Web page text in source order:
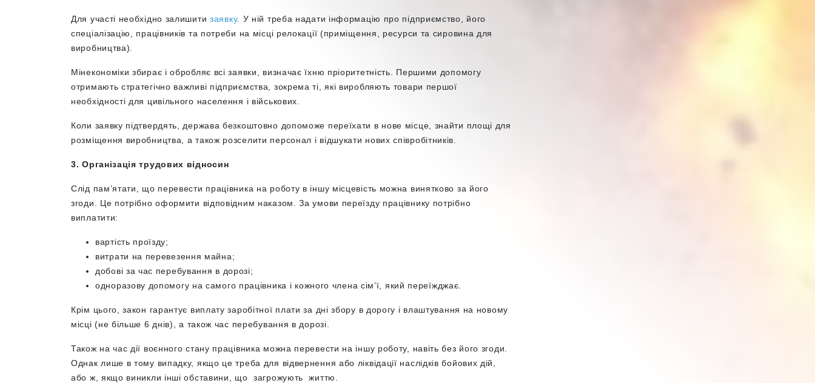
Для участі необхідно залишити заявку. У ній треба надати інформацію про підприємство, його
спеціалізацію, працівників та потреби на місці релокації (приміщення, ресурси та сировина для
виробництва).
Мінекономіки збирає і обробляє всі заявки, визначає їхню пріоритетність. Першими допомогу
отримають стратегічно важливі підприємства, зокрема ті, які виробляють товари першої
необхідності для цивільного населення і військових.
Коли заявку підтвердять, держава безкоштовно допоможе переїхати в нове місце, знайти площі для
розміщення виробництва, а також розселити персонал і відшукати нових співробітників.
3. Організація трудових відносин
Слід пам’ятати, що перевести працівника на роботу в іншу місцевість можна винятково за його
згоди. Це потрібно оформити відповідним наказом. За умови переїзду працівнику потрібно
виплатити:
вартість проїзду;
витрати на перевезення майна;
добові за час перебування в дорозі;
одноразову допомогу на самого працівника і кожного члена сім’ї, який переїжджає
Крім цього, закон гарантує виплату заробітної плати за дні збору в дорогу і влаштування на новому
місці (не більше 6 днів), а також час перебування в дорозі.
Також на час дії воєнного стану працівника можна перевести на іншу роботу, навіть без його згоди.
Однак лише в тому випадку, якщо це треба для відвернення або ліквідації наслідків бойових дій,
або ж, якщо виникли інші обставини, що загрожують життю